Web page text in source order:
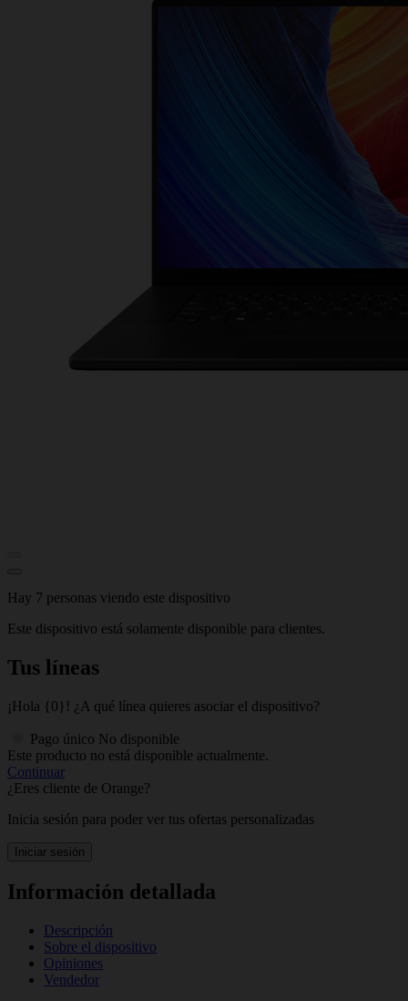
Hay 7 personas viendo este dispositivo
Este dispositivo está solamente disponible para clientes.
Tus líneas
¡Hola {0}! ¿A qué línea quieres asociar el dispositivo?
Pago único No disponible
Este producto no está disponible actualmente.
Continuar
¿Eres cliente de Orange?
Inicia sesión para poder ver tus ofertas personalizadas
Iniciar sesión
Información detallada
Descripción
Sobre el dispositivo
Opiniones
Vendedor